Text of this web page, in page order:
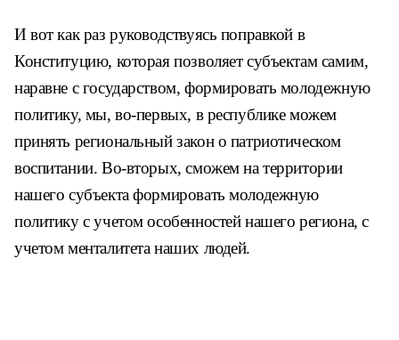
И вот как раз руководствуясь поправкой в
Конституцию, которая позволяет субъектам самим,
наравне с государством, формировать молодежную
политику, мы, во-первых, в республике можем
принять региональный закон о патриотическом
воспитании. Во-вторых, сможем на территории
нашего субъекта формировать молодежную
политику с учетом особенностей нашего региона, с
учетом менталитета наших людей.